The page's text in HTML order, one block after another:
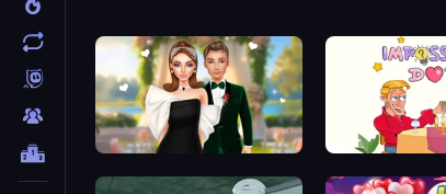
Valentine's Day Proposal Impossible Date